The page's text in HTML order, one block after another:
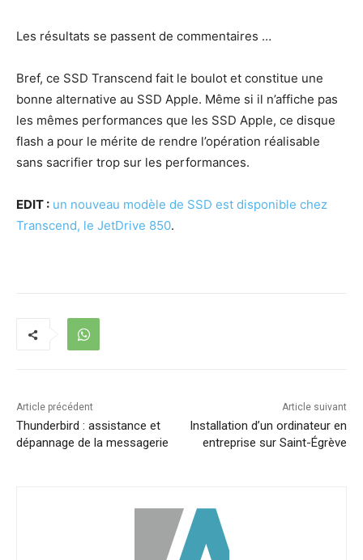
Les résultats se passent de commentaires …
Bref, ce SSD Transcend fait le boulot et constitue une
bonne alternative au SSD Apple. Même si il n’affiche pas
les mêmes performances que les SSD Apple, ce disque
flash a pour le mérite de rendre l’opération réalisable
sans sacrifier trop sur les performances.
EDIT : un nouveau modèle de SSD est disponible chez
Transcend, le JetDrive 850.
Article précédent
Thunderbird : assistance et
dépannage de la messagerie
Article suivant
Installation d’un ordinateur en
entreprise sur Saint-Égrève